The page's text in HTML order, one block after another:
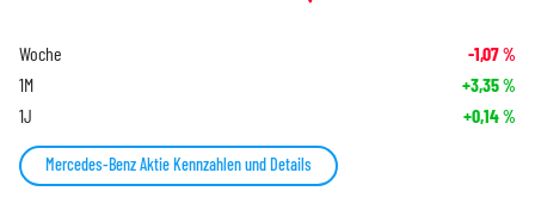
Woche -1,07%
1M +3,35%
1J +0,14%
Mercedes-Benz Aktie Kennzahlen und Details